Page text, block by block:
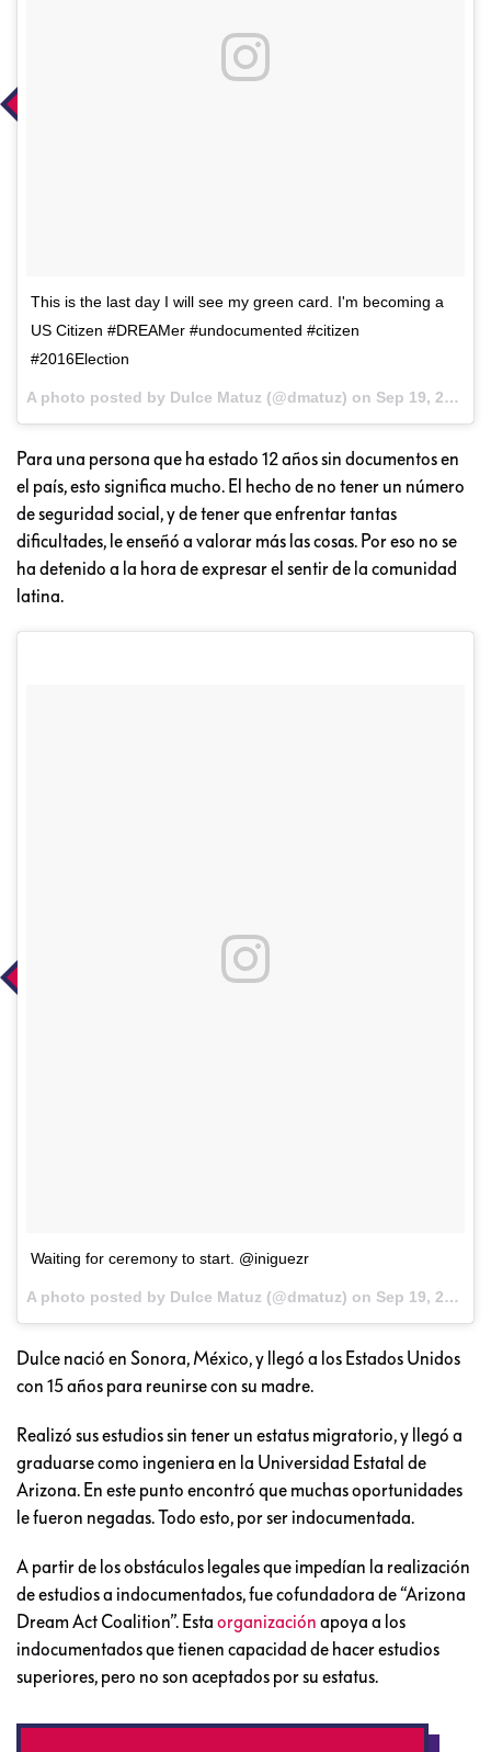
This is the last day I will see my green card. I'm becoming a
US Citizen #DREAMer #undocumented #citizen
#2016Election
A photo posted by Dulce Matuz (@dmatuz) on Sep 19, 2016 at 8:52am PDT
Para una persona que ha estado 12 años sin documentos en
el país, esto significa mucho. El hecho de no tener un número
de seguridad social, y de tener que enfrentar tantas
dificultades, le enseñó a valorar más las cosas. Por eso no se
ha detenido a la hora de expresar el sentir de la comunidad
latina.
Waiting for ceremony to start. @iniguezr
A photo posted by Dulce Matuz (@dmatuz) on Sep 19, 2016 at 10:15am PDT
Dulce nació en Sonora, México, y llegó a los Estados Unidos
con 15 años para reunirse con su madre.
Realizó sus estudios sin tener un estatus migratorio, y llegó a
graduarse como ingeniera en la Universidad Estatal de
Arizona. En este punto encontró que muchas oportunidades
le fueron negadas. Todo esto, por ser indocumentada.
A partir de los obstáculos legales que impedían la realización
de estudios a indocumentados, fue cofundadora de “Arizona
Dream Act Coalition”. Esta organización apoya a los
indocumentados que tienen capacidad de hacer estudios
superiores, pero no son aceptados por su estatus.